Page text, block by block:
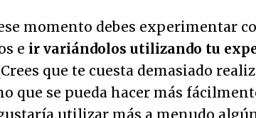
momento debes experimentar
e ir variándolos utilizando tu
que te cuesta demasiado
que se pueda hacer más
utilizar más a menudo